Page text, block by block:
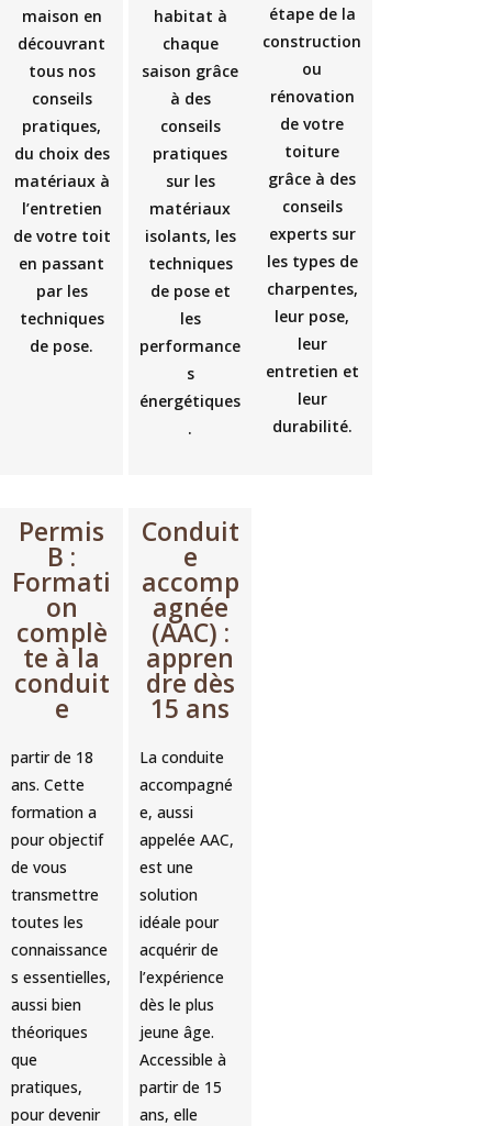
maison en
découvrant
tous nos
conseils
pratiques,
du choix des
matériaux à
l’entretien
de votre toit
en passant
par les
techniques
de pose.
habitat à
chaque
saison grâce
à des
conseils
pratiques
sur les
matériaux
isolants, les
techniques
de pose et
les
performance
s
énergétiques
.
étape de la
construction
ou
rénovation
de votre
toiture
grâce à des
conseils
experts sur
les types de
charpentes,
leur pose,
leur
entretien et
leur
durabilité.
Permis
B :
Formati
on
complè
te à la
conduit
e
partir de 18
ans. Cette
formation a
pour objectif
de vous
transmettre
toutes les
connaissance
s essentielles,
aussi bien
théoriques
que
pratiques,
pour devenir
Conduit
e
accomp
agnée
(AAC) :
appren
dre dès
15 ans
La conduite
accompagné
e, aussi
appelée AAC,
est une
solution
idéale pour
acquérir de
l’expérience
dès le plus
jeune âge.
Accessible à
partir de 15
ans, elle